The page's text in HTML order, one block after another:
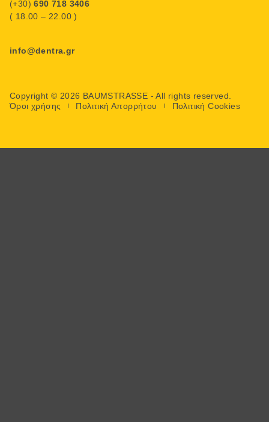
(+30)690 718 3406
( 18.00 – 22.00 )
info@dentra.gr
Copyright © 2026 BAUMSTRASSE - All rights reserved.
Όροι χρήσης
Πολιτική Απορρήτου Πολιτική Cookies